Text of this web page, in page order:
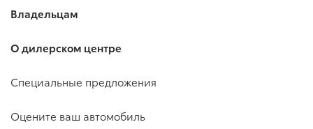
Владельцам
О дилерском центре
Специальные предложения
Оцените ваш автомобиль